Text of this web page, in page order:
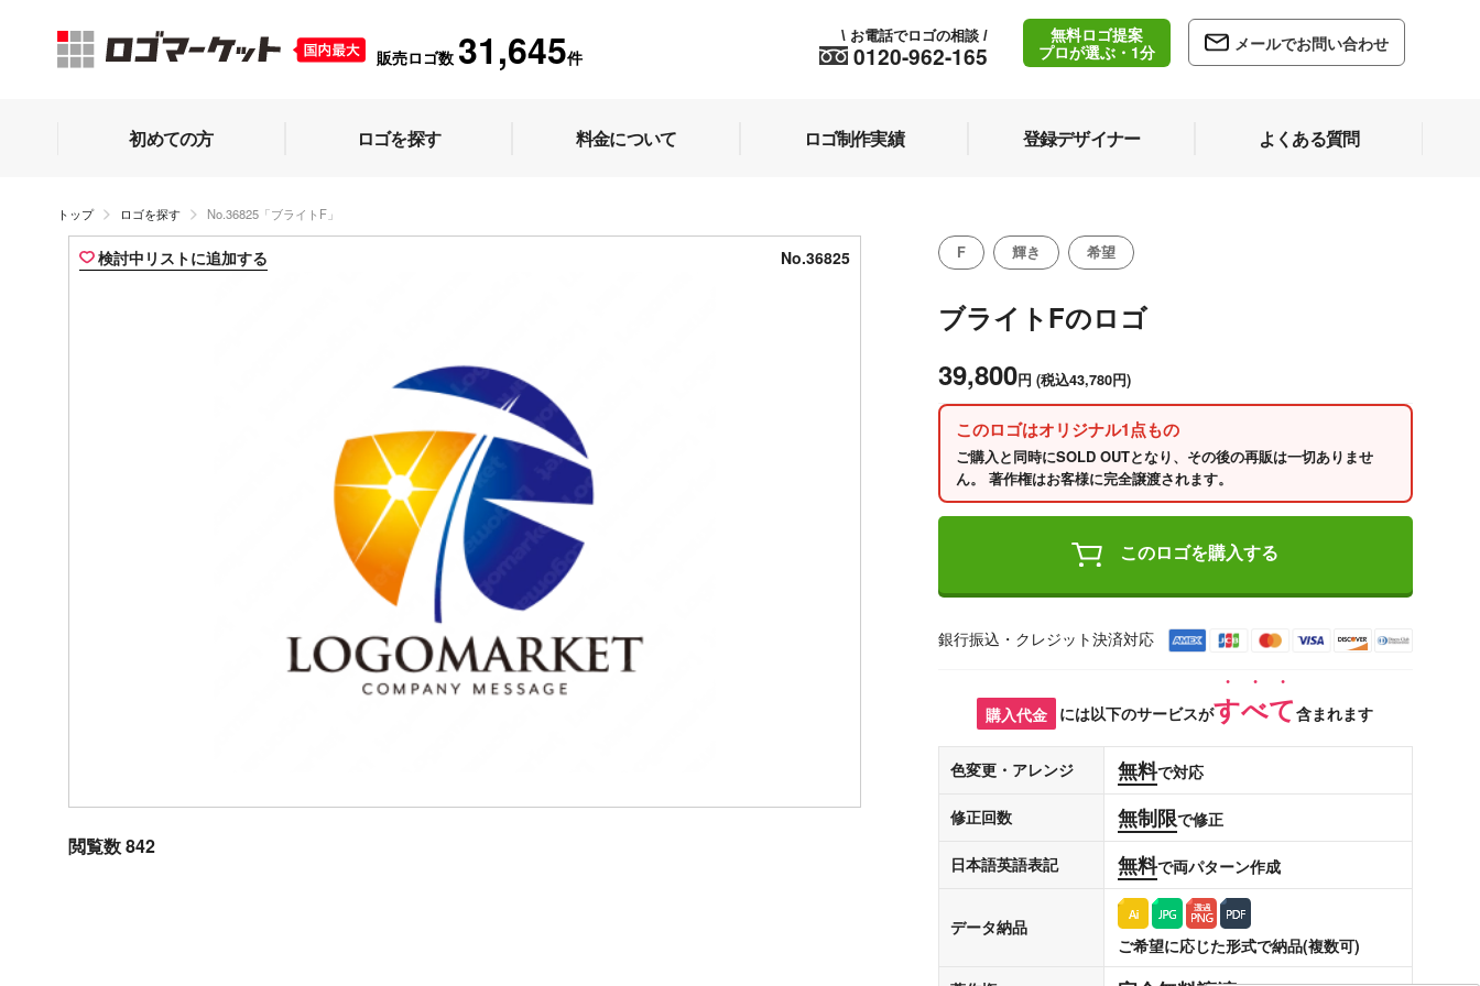
販売ロゴ数 31,645件 0120-962-165
\ お電話でロゴの相談 /
無料ロゴ提案
プロが選ぶ・1分
メールでお問い合わせ
初めての方 ロゴを探す 料金について ロゴ制作実績 登録デザイナー よくある質問
トップ ロゴを探す No.36825「ブライトF」
検討中リストに追加する No.36825
閲覧数 842
F 輝き 希望
ブライトFのロゴ
39,800円 (税込43,780円)
このロゴはオリジナル1点もの
ご購入と同時にSOLD OUTとなり、その後の再販は一切ありませ
ん。 著作権はお客様に完全譲渡されます。
このロゴを購入する
銀行振込・クレジット決済対応
購入代金 には以下のサービスがすべて含まれます
色変更・アレンジ 無料で対応
修正回数 無制限で修正
日本語英語表記 無料で両パターン作成
データ納品
ご希望に応じた形式で納品(複数可)